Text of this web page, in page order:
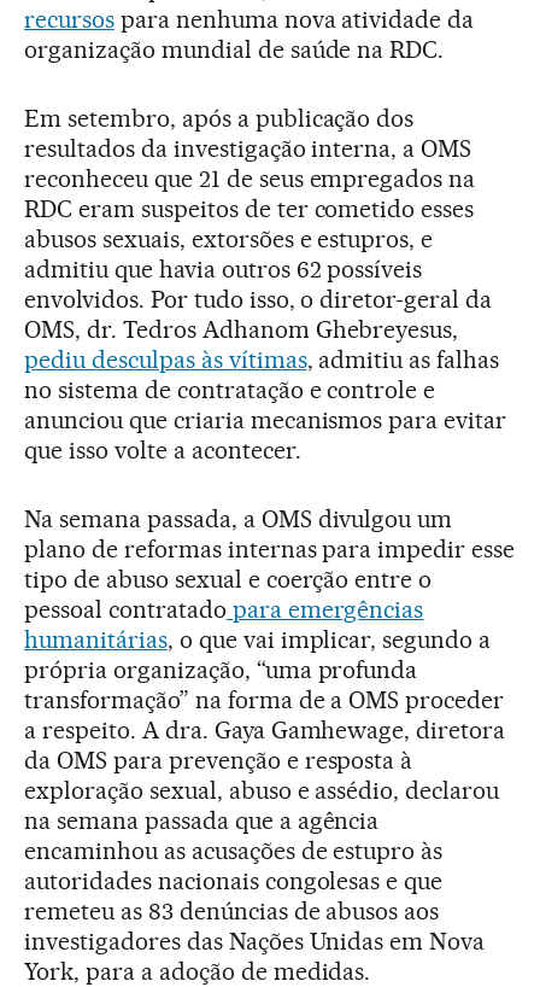
recursospara nenhuma nova atividade da
organização mundial de saúde na RDC.
Em setembro, após a publicação dos
resultados da investigação interna, a OMS
reconheceu que 21 de seus empregados na
RDC eram suspeitos de ter cometido esses
abusos sexuais, extorsões e estupros, e
admitiu que havia outros 62 possíveis
envolvidos. Por tudo isso, o diretor-geral da
OMS, dr. Tedros Adhanom Ghebreyesus,
pediu desculpas às vítimas, admitiu as falhas
no sistema de contratação e controle e
anunciou que criaria mecanismos para evitar
que isso volte a acontecer.
Na semana passada, a OMS divulgou um
plano de reformas internas para impedir esse
tipo de abuso sexual e coerção entre o
pessoal contratado para emergências
humanitárias, o que vai implicar, segundo a
própria organização, “uma profunda
transformação” na forma de a OMS proceder
a respeito. A dra. Gaya Gamhewage, diretora
da OMS para prevenção e resposta à
exploração sexual, abuso e assédio, declarou
na semana passada que a agência
encaminhou as acusações de estupro às
autoridades nacionais congolesas e que
remeteu as 83 denúncias de abusos aos
investigadores das Nações Unidas em Nova
York, para a adoção de medidas.